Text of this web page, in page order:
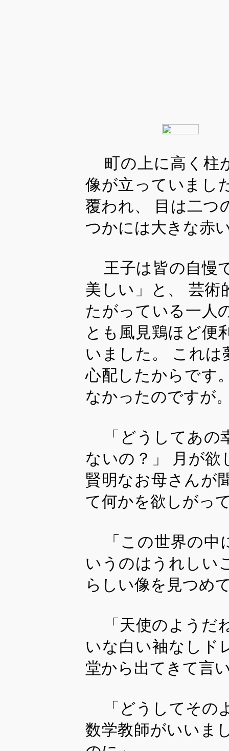
町の上に高く柱
像が立っていまし
覆われ、 目は二つ
つかには大きな赤
王子は皆の自慢
美しい」と、 芸術
たがっている一人
とも風見鶏ほど便
いました。 これは
心配したからです
なかったのですが
「どうしてあ
ないの？」 月が欲
賢明なお母さんが
て何かを欲しがっ
「この世界の
いうのはうれしい
らしい像を見つめ
「天使のようだ
いな白い袖なしド
堂から出てきて言
「どうしてその
数学教師がいいま